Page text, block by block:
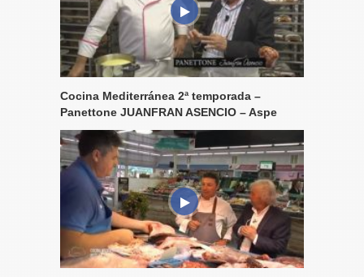
Cocina Mediterránea 2ª temporada –
Panettone JUANFRAN ASENCIO – Aspe